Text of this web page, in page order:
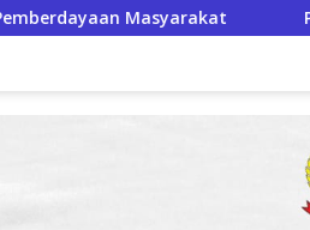
PERMABUDHI Gelar Munas III di